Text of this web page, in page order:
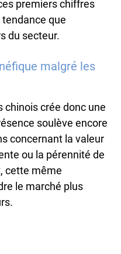
premiers chiffres
que
du secteur.
malgré les
chinois crée donc une
soulève encore
concernant la valeur
ou la pérennité de
cette même
le marché plus